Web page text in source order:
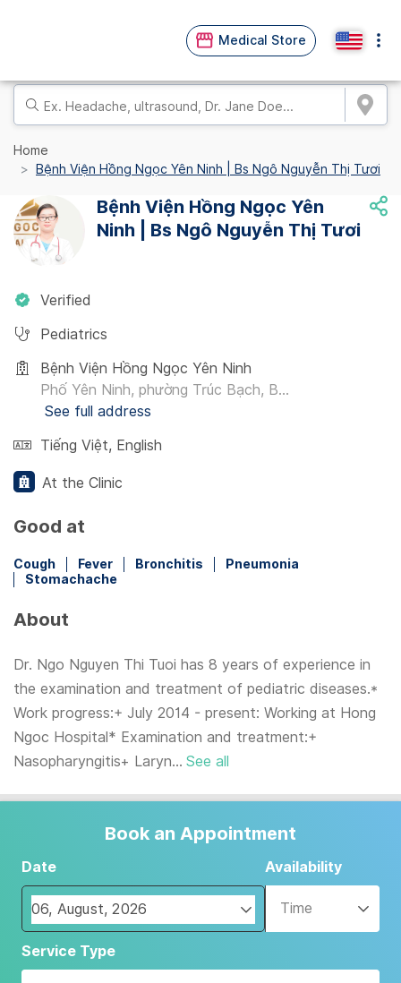
Medical Store
Home
Bệnh Viện Hồng Ngọc Yên Ninh | Bs Ngô Nguyễn Thị Tươi
Bệnh Viện Hồng Ngọc Yên
Ninh | Bs Ngô Nguyễn Thị Tươi
Verified
Pediatrics
Bệnh Viện Hồng Ngọc Yên Ninh
Phố Yên Ninh, phường Trúc Bạch, B...
See full address
Tiếng Việt, English
At the Clinic
Good at
Cough Fever Bronchitis
Pneumonia
Stomachache
About
Dr. Ngo Nguyen Thi Tuoi has 8 years of experience in
the examination and treatment of pediatric diseases.*
Work progress:+ July 2014 - present: Working at Hong
Ngoc Hospital* Examination and treatment:+
Nasopharyngitis+ Laryn... See all
Book an Appointment
Date
Navigate
forward
Availability
Time
Service Type